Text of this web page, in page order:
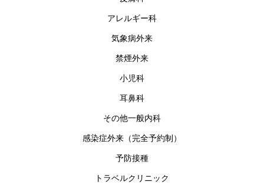
アレルギー科
気象病外来
禁煙外来
小児科
耳鼻科
その他一般内科
感染症外来（完全予約制）
予防接種
トラベルクリニック